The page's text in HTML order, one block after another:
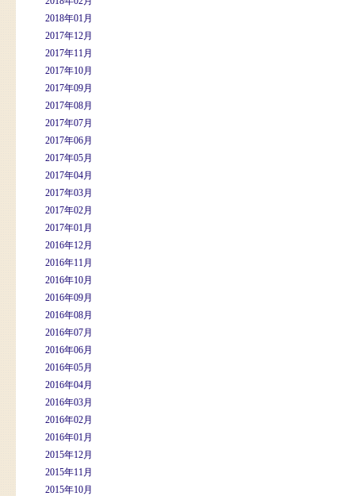
2018年01月
2017年12月
2017年11月
2017年10月
2017年09月
2017年08月
2017年07月
2017年06月
2017年05月
2017年04月
2017年03月
2017年02月
2017年01月
2016年12月
2016年11月
2016年10月
2016年09月
2016年08月
2016年07月
2016年06月
2016年05月
2016年04月
2016年03月
2016年02月
2016年01月
2015年12月
2015年11月
2015年10月